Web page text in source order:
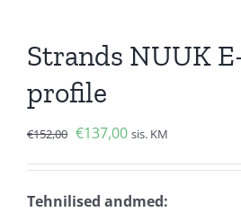
Strands NUUK
profile
€152,00 Algne
€152,00.
€137,00Current
€137,00.
sis. KM
Tehnilised andmed: